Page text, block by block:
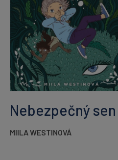
Nebezpečný
MIILA WESTINOVÁ